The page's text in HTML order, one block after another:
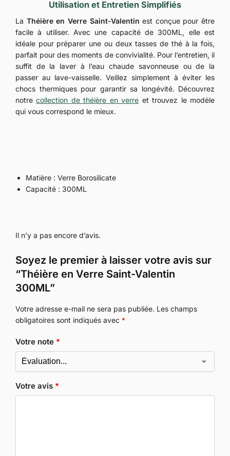
Utilisation et Entretien Simplifiés
La Théière en Verre Saint-Valentin est conçue pour être
facile à utiliser. Avec une capacité de 300ML, elle est
idéale pour préparer une ou deux tasses de thé à la fois,
parfait pour des moments de convivialité. Pour l’entretien, il
suffit de la laver à l’eau chaude savonneuse ou de la
passer au lave-vaisselle. Veillez simplement à éviter les
chocs thermiques pour garantir sa longévité. Découvrez
notrecollection de théière en verre et trouvez le modèle
qui vous correspond le mieux.
Matière : Verre Borosilicate
Capacité : 300ML
Il n’y a pas encore d’avis.
Soyez le premier à laisser votre avis sur
“Théière en Verre Saint-Valentin
300ML”
Votre adresse e-mail ne sera pas publiée. Les champs
obligatoires sont indiqués avec *
Votre note *
Votre avis *